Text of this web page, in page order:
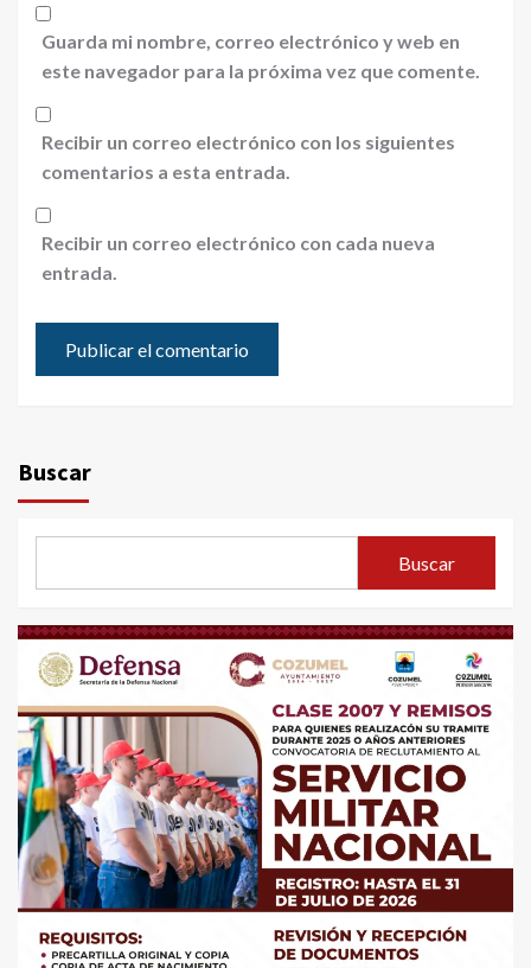
Guarda mi nombre, correo electrónico y web en
este navegador para la próxima vez que comente.
Recibir un correo electrónico con los siguientes
comentarios a esta entrada.
Recibir un correo electrónico con cada nueva
entrada.
Buscar
Buscar